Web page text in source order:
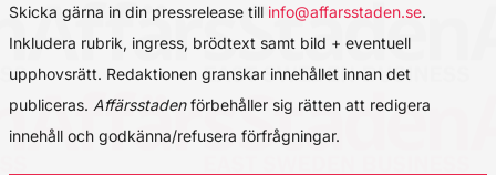
Skicka gärna in din pressrelease till info@affarsstaden.se.
Inkludera rubrik, ingress, brödtext samt bild + eventuell
upphovsrätt. Redaktionen granskar innehållet innan det
publiceras. Affärsstadenförbehåller sig rätten att redigera
innehåll och godkänna/refusera förfrågningar.